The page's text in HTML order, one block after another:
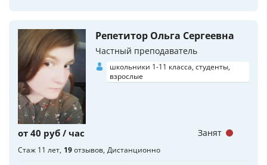
Репетитор Ольга Сергеевна
Частный преподаватель
школьники 1-11 класса, студенты,
взрослые
от 40 руб / час
Стаж 11 лет 19отзывов Дистанционно
Занят